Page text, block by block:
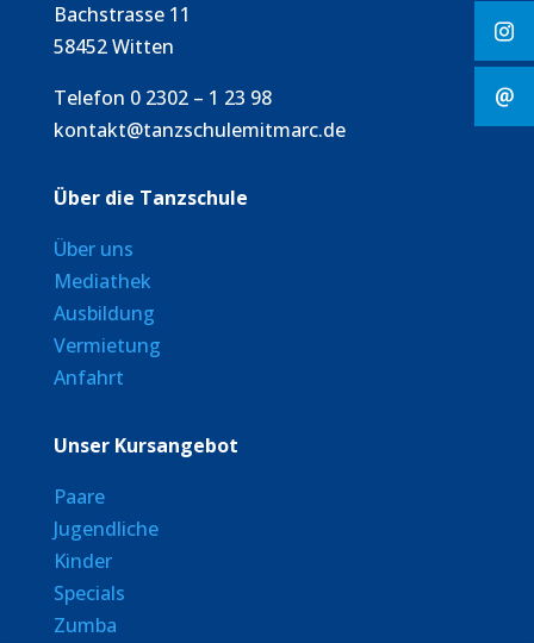
Bachstrasse 11
58452 Witten
Telefon 0 2302 – 1 23 98
kontakt@tanzschulemitmarc.de
Über die Tanzschule
Über uns
Mediathek
Ausbildung
Vermietung
Anfahrt
Unser Kursangebot
Paare
Jugendliche
Kinder
Specials
Zumba